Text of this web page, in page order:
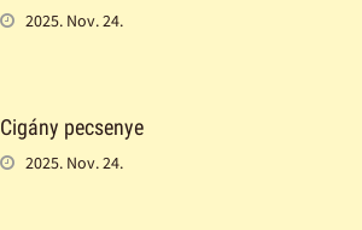
2025. Nov. 24.
Cigány pecsenye
2025. Nov. 24.